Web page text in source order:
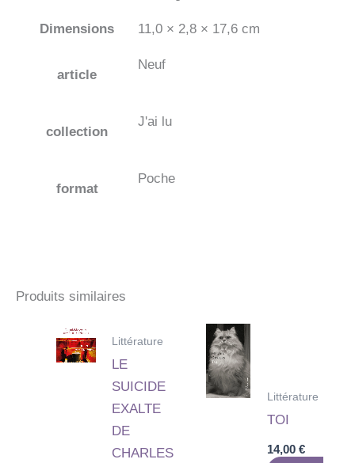
Dimensions 11,0 × 2,8 × 17,6 cm
article
Neuf
collection
J'ai lu
format
Poche
Produits similaires
Littérature
LE
SUICIDE
EXALTE
DE
CHARLES
Littérature
TOI
14,00 €